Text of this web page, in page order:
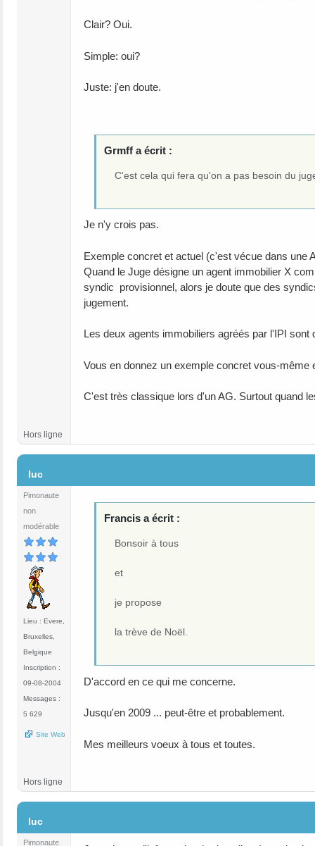
Clair? Oui.
Simple: oui?
Juste: j'en doute.
Grmff a écrit :
C'est cela qui fera qu'on a pas besoin du
Je n'y crois pas.
Exemple concret et actuel (c'est vécue dans une
Quand le Juge désigne un agent immobilier X
syndic provisionnel, alors je doute que des
jugement.
Les deux agents immobiliers agréés par l'IPI
Vous en donnez un exemple concret vous-même
C'est très classique lors d'un AG. Surtout quand
Hors ligne
luc
Pimonaute
non
modérable
Lieu : Evere,
Bruxelles,
Belgique
Inscription :
09-08-2004
Messages :
5 629
Site Web
Francis a écrit :
Bonsoir à tous
et
je propose
la trève de Noël.
D'accord en ce qui me concerne.
Jusqu'en 2009 ... peut-être et probablement.
Mes meilleurs voeux à tous et toutes.
Hors ligne
luc
Pimonaute